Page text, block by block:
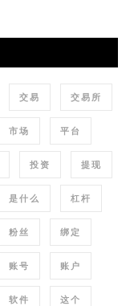
交易 交易所
市场 平台
投资 提现
是什么 杠杆
粉丝 绑定
账号 账户
软件 这个